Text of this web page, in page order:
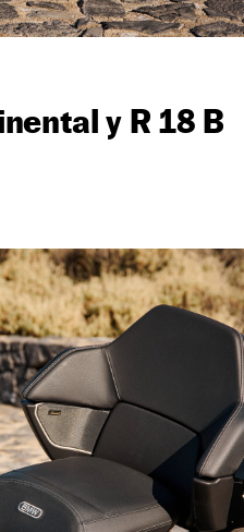
y R 18 B